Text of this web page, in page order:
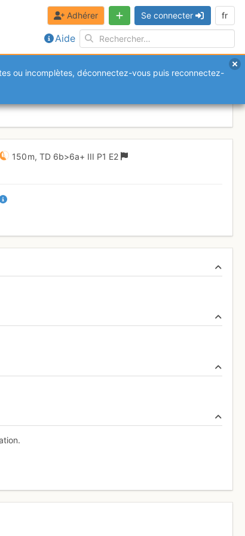
Aide
Adhérer Se connecter fr
ou incomplètes, déconnectez-vous puis reconnectez-
profondeurs
150 m,TD 6b>6a+ III P1 E2